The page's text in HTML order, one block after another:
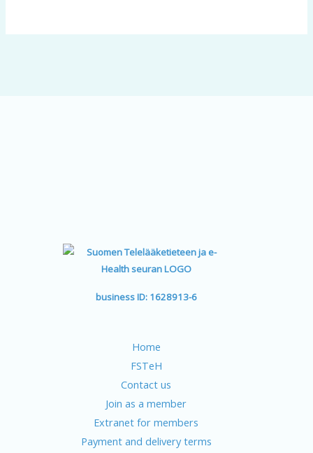
business ID: 1628913-6
Home
FSTeH
Contact us
Join as a member
Extranet for members
Payment and delivery terms